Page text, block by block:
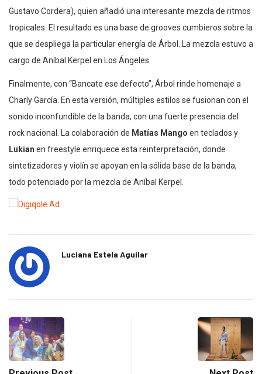
Gustavo Cordera), quien añadió una interesante mezcla de ritmos
tropicales. El resultado es una base de grooves cumbieros sobre la
que se despliega la particular energía de Árbol. La mezcla estuvo a
cargo de Aníbal Kerpel en Los Ángeles.
Finalmente, con “Bancate ese defecto”, Árbol rinde homenaje a
Charly García. En esta versión, múltiples estilos se fusionan con el
sonido inconfundible de la banda, con una fuerte presencia del
rock nacional. La colaboración de Matías Mango en teclados y
Lukian en freestyle enriquece esta reinterpretación, donde
sintetizadores y violín se apoyan en la sólida base de la banda,
todo potenciado por la mezcla de Aníbal Kerpel.
Luciana Estela Aguilar